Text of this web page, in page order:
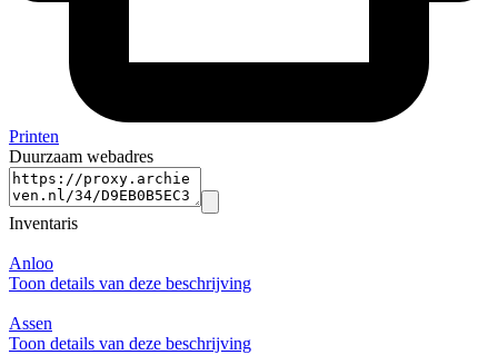
Printen
Duurzaam webadres
Inventaris
Anloo
Toon details van deze beschrijving
Assen
Toon details van deze beschrijving